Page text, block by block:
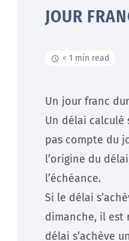
JOUR
< 1 min read
Un jour franc
Un délai
pas compte du
l’origine du
l’échéance.
Si le délai
dimanche, il est
délai s’achève